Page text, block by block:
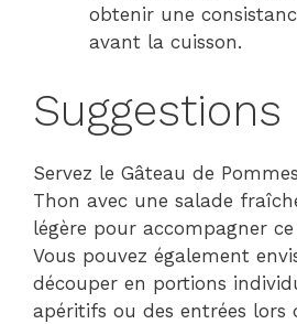
obtenir une
avant la cuisson.
Suggestions
Servez le Gâteau de
Thon avec une salade
légère pour accompagner
Vous pouvez également
découper en portions
apéritifs ou des entrées lors